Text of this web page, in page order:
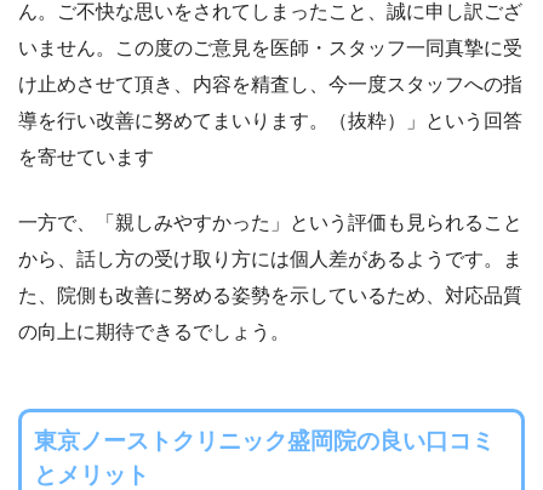
ん。ご不快な思いをされてしまったこと、誠に申し訳ござ
いません。この度のご意見を医師・スタッフ一同真摯に受
け止めさせて頂き、内容を精査し、今一度スタッフへの指
導を行い改善に努めてまいります。（抜粋）」という回答
を寄せています
一方で、「親しみやすかった」という評価も見られること
から、話し方の受け取り方には個人差があるようです。ま
た、院側も改善に努める姿勢を示しているため、対応品質
の向上に期待できるでしょう。
東京ノーストクリニック盛岡院の良い口コミ
とメリット